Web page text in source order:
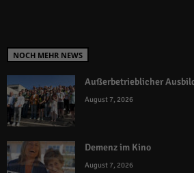
NOCH MEHR NEWS
Außerbetrieblicher
August 7, 2026
Demenz im Kino
August 7, 2026